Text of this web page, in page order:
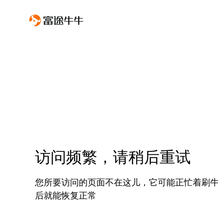
访问频繁，请稍后重试
您所要访问的页面不在这儿，它可能正忙着刷
后就能恢复正常